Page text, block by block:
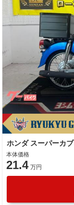
本体価格
21.4 万円